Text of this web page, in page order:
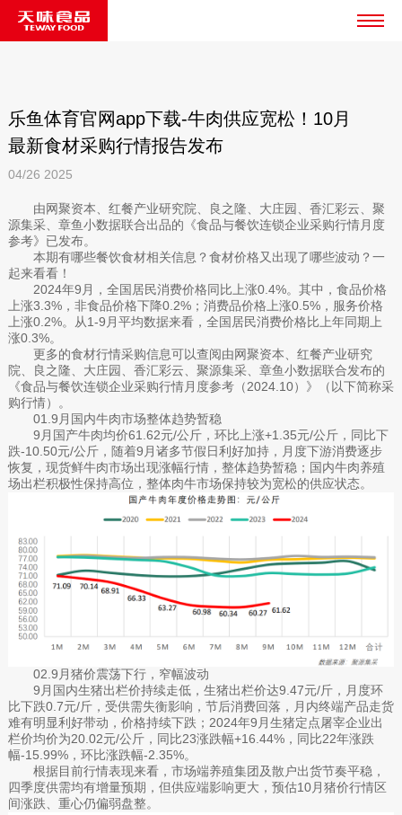
乐鱼体育官网app下载-牛肉供应宽松！10月
最新食材采购行情报告发布
04/26 2025
由网聚资本、红餐产业研究院、良之隆、大庄园、香汇彩云、聚
源集采、章鱼小数据联合出品的《食品与餐饮连锁企业采购行情月度
参考》已发布。
本期有哪些餐饮食材相关信息？食材价格又出现了哪些波动？一
起来看看！
2024年9月，全国居民消费价格同比上涨0.4%。其中，食品价格
上涨3.3%，非食品价格下降0.2%；消费品价格上涨0.5%，服务价格
上涨0.2%。从1-9月平均数据来看，全国居民消费价格比上年同期上
涨0.3%。
更多的食材行情采购信息可以查阅由网聚资本、红餐产业研究
院、良之隆、大庄园、香汇彩云、聚源集采、章鱼小数据联合发布的
《食品与餐饮连锁企业采购行情月度参考（2024.10）》（以下简称采
购行情）。
01.9月国内牛肉市场整体趋势暂稳
9月国产牛肉均价61.62元/公斤，环比上涨+1.35元/公斤，同比下
跌-10.50元/公斤，随着9月诸多节假日利好加持，月度下游消费逐步
恢复，现货鲜牛肉市场出现涨幅行情，整体趋势暂稳；国内牛肉养殖
场出栏积极性保持高位，整体肉牛市场保持较为宽松的供应状态。
02.9月猪价震荡下行，窄幅波动
9月国内生猪出栏价持续走低，生猪出栏价达9.47元/斤，月度环
比下跌0.7元/斤，受供需失衡影响，节后消费回落，月内终端产品走货
难有明显利好带动，价格持续下跌；2024年9月生猪定点屠宰企业出
栏价均价为20.02元/公斤，同比23涨跌幅+16.44%，同比22年涨跌
幅-15.99%，环比涨跌幅-2.35%。
根据目前行情表现来看，市场端养殖集团及散户出货节奏平稳，
四季度供需均有增量预期，但供应端影响更大，预估10月猪价行情区
间涨跌、重心仍偏弱盘整。